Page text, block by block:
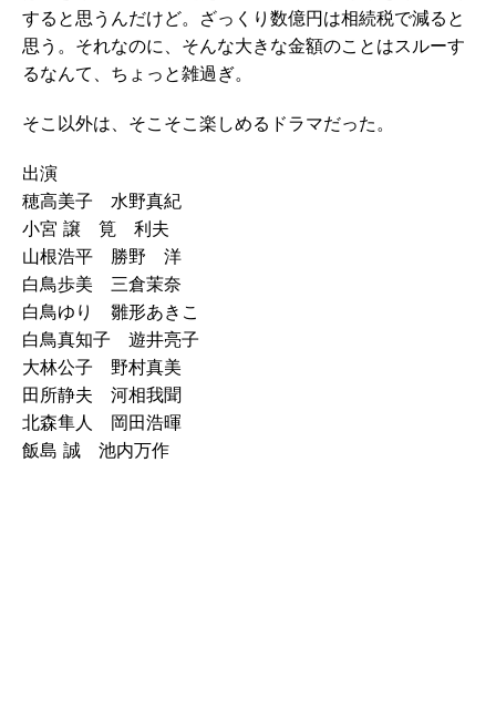
すると思うんだけど。ざっくり数億円は相続税で減ると
思う。それなのに、そんな大きな金額のことはスルーす
るなんて、ちょっと雑過ぎ。
そこ以外は、そこそこ楽しめるドラマだった。
出演
穂高美子 水野真紀
小宮 譲 筧 利夫
山根浩平 勝野 洋
白鳥歩美 三倉茉奈
白鳥ゆり 雛形あきこ
白鳥真知子 遊井亮子
大林公子 野村真美
田所静夫 河相我聞
北森隼人 岡田浩暉
飯島 誠 池内万作